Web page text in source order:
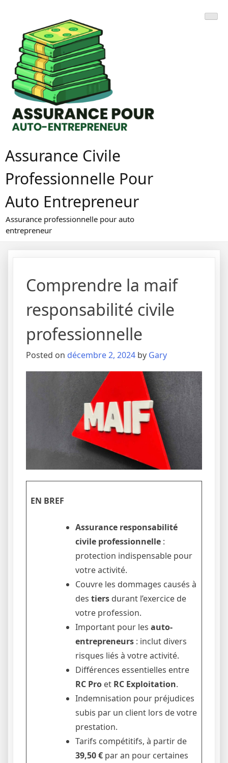
content
Assurance Civile
Professionnelle Pour
Auto Entrepreneur
Assurance professionnelle pour auto
entrepreneur
Comprendre la maif
responsabilité civile
professionnelle
Posted on décembre 2, 2024 by Gary
EN BREF
Assurance responsabilité
civile professionnelle :
protection indispensable pour
votre activité.
Couvre les dommages causés à
des tiers durant l’exercice de
votre profession.
Important pour les auto-
entrepreneurs : inclut divers
risques liés à votre activité.
Différences essentielles entre
RC Pro et RC Exploitation.
Indemnisation pour préjudices
subis par un client lors de votre
prestation.
Tarifs compétitifs, à partir de
39,50 € par an pour certaines